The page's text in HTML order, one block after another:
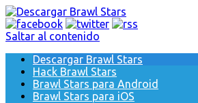
Saltar al contenido
Descargar Brawl Stars
Hack Brawl Stars
Brawl Stars para Android
Brawl Stars para iOS